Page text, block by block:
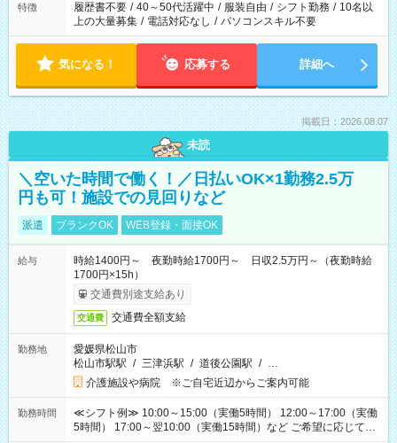
特徴 履歴書不要 / 40～50代活躍中 / 服装自由 / シフト勤務 / 10名以
上の大量募集 / 電話対応なし / パソコンスキル不要
気になる！ 応募する 詳細へ
掲載日：2026.08.07
未読
＼空いた時間で働く！／日払いOK×1勤務2.5万
円も可！施設での見回りなど
派遣 ブランクOK WEB登録・面接OK
給与
時給1400円～ 夜勤時給1700円～ 日収2.5万円～（夜勤時給
1700円×15h）
交通費別途支給あり
交通費 交通費全額支給
勤務地
愛媛県松山市
松山市駅駅 / 三津浜駅 / 道後公園駅 / …
介護施設や病院 ※ご自宅近辺からご案内可能
勤務時間
≪シフト例≫ 10:00～15:00（実働5時間） 12:00～17:00（実働
5時間） 17:00～翌10:00（実働15時間）など ご希望に応じて、